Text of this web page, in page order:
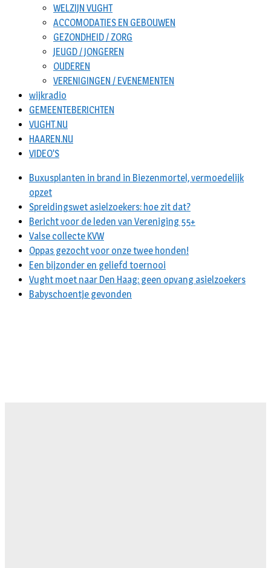
WELZIJN VUGHT
ACCOMODATIES EN GEBOUWEN
GEZONDHEID / ZORG
JEUGD / JONGEREN
OUDEREN
VERENIGINGEN / EVENEMENTEN
wijkradio
GEMEENTEBERICHTEN
VUGHT.NU
HAAREN.NU
VIDEO’S
Buxusplanten in brand in Biezenmortel, vermoedelijk
opzet
Spreidingswet asielzoekers: hoe zit dat?
Bericht voor de leden van Vereniging 55+
Valse collecte KVW
Oppas gezocht voor onze twee honden!
Een bijzonder en geliefd toernooi
Vught moet naar Den Haag: geen opvang asielzoekers
Babyschoentje gevonden